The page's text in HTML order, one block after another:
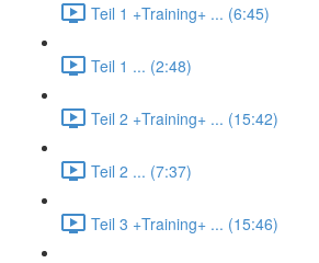
Teil 1 +Training+ ... (6:45)
Teil 1 ... (2:48)
Teil 2 +Training+ ... (15:42)
Teil 2 ... (7:37)
Teil 3 +Training+ ... (15:46)